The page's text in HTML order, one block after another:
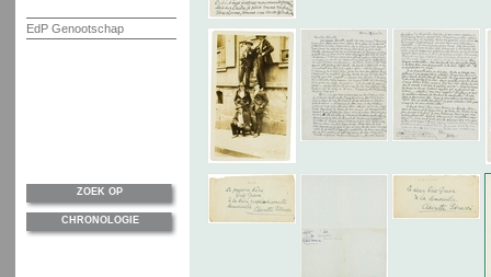
EdP Genootschap
ZOEK OP
CHRONOLOGIE